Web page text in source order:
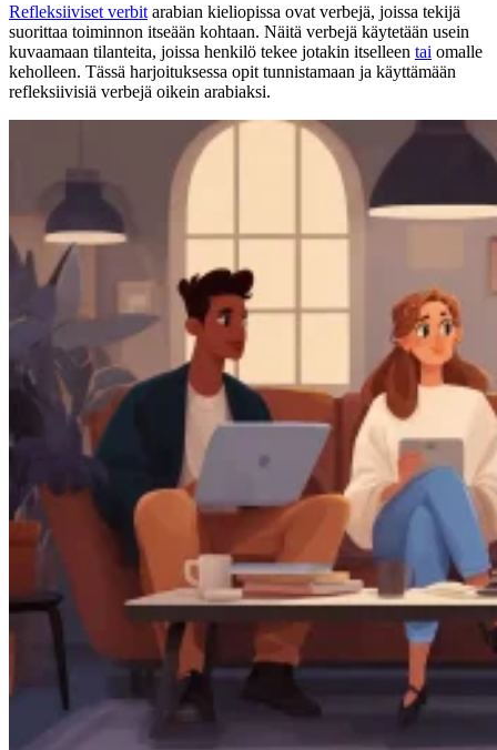
Refleksiiviset verbit arabian kieliopissa ovat verbejä, joissa tekijä
suorittaa toiminnon itseään kohtaan. Näitä verbejä käytetään usein
kuvaamaan tilanteita, joissa henkilö tekee jotakin itselleen tai omalle
keholleen. Tässä harjoituksessa opit tunnistamaan ja käyttämään
refleksiivisiä verbejä oikein arabiaksi.